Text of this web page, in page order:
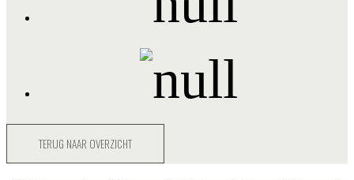
TERUG NAAR OVERZICHT